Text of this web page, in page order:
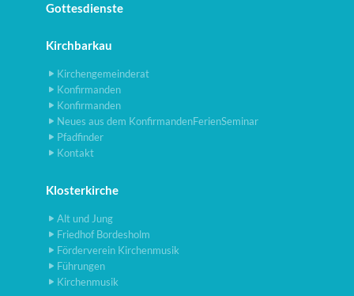
Gottesdienste
Kirchbarkau
Kirchengemeinderat
Konfirmanden
Konfirmanden
Neues aus dem KonfirmandenFerienSeminar
Pfadfinder
Kontakt
Klosterkirche
Alt und Jung
Friedhof Bordesholm
Förderverein Kirchenmusik
Führungen
Kirchenmusik